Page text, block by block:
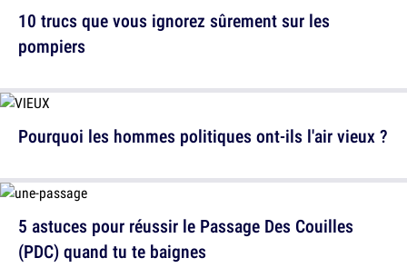
10 trucs que vous ignorez sûrement sur les
pompiers
5 astuces pour réussir le Passage Des Couilles
(PDC) quand tu te baignes
Pourquoi les hommes politiques ont-ils l'air vieux ?